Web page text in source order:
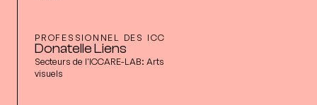
PROFESSIONNEL DES ICC
Donatelle Liens
Secteurs de l'ICCARE-LAB: Arts
visuels